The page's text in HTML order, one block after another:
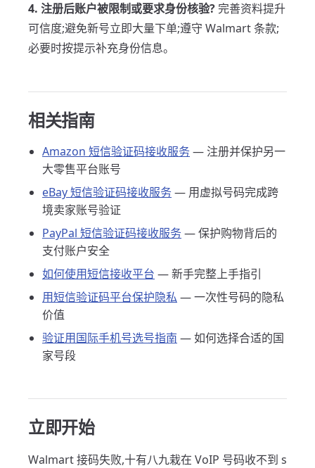
4. 注册后账户被限制或要求身份核验? 完善资料提升
可信度;避免新号立即大量下单;遵守 Walmart 条款;
必要时按提示补充身份信息。
相关指南
Amazon 短信验证码接收服务 — 注册并保护另一
大零售平台账号
eBay 短信验证码接收服务 — 用虚拟号码完成跨
境卖家账号验证
PayPal 短信验证码接收服务 — 保护购物背后的
支付账户安全
如何使用短信接收平台 — 新手完整上手指引
用短信验证码平台保护隐私 — 一次性号码的隐私
价值
验证用国际手机号选号指南 — 如何选择合适的国
家号段
立即开始
Walmart 接码失败,十有八九栽在 VoIP 号码收不到 s